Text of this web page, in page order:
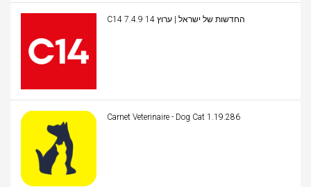
C14 החדשות של ישראל | ערוץ 14 7.4.9
Carnet Veterinaire - Dog Cat 1.19.286